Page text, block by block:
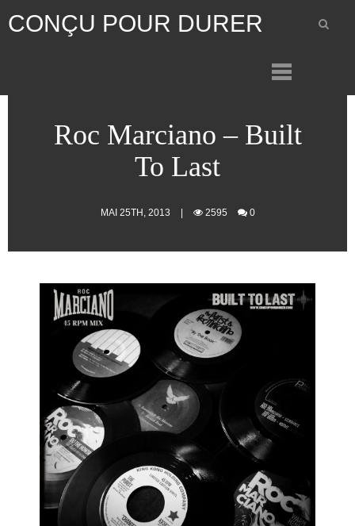
CONÇU POUR DURER
Roc Marciano – Built
To Last
MAI 25TH, 2013 2595 0